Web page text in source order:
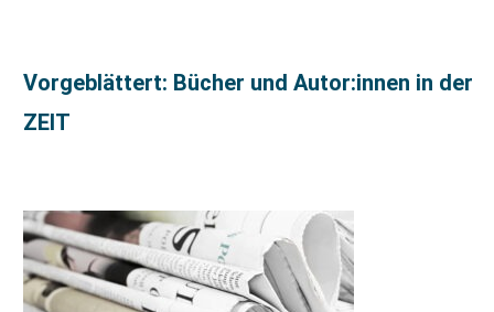
Vorgeblättert: Bücher und Autor:innen in der
ZEIT